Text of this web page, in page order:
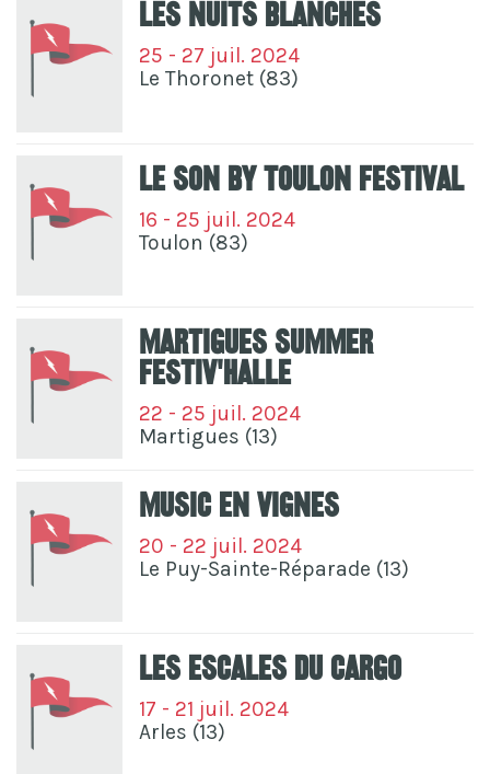
Les Nuits Blanches
25 - 27 juil. 2024
Le Thoronet (83)
Le Son By Toulon Festival
16 - 25 juil. 2024
Toulon (83)
Martigues Summer
Festiv'Halle
22 - 25 juil. 2024
Martigues (13)
Music En Vignes
20 - 22 juil. 2024
Le Puy-Sainte-Réparade (13)
Les Escales Du Cargo
17 - 21 juil. 2024
Arles (13)